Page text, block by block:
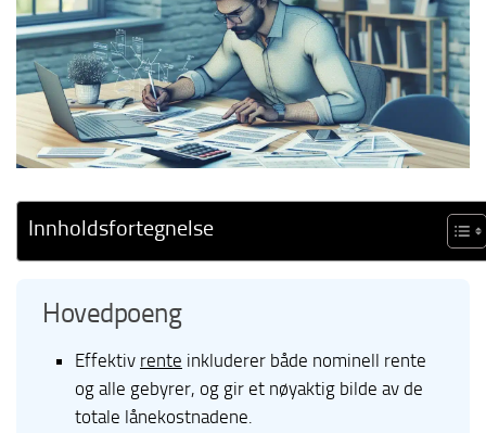
Innholdsfortegnelse
Hovedpoeng
Effektiv rente inkluderer både nominell rente
og alle gebyrer, og gir et nøyaktig bilde av de
totale lånekostnadene.